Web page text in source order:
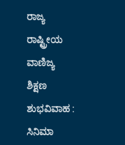
ರಾಜ್ಯ
ರಾಷ್ಟ್ರೀಯ
ವಾಣಿಜ್ಯ
ಶಿಕ್ಷಣ
ಶುಭವಿವಾಹ :
ಸಿನಿಮಾ